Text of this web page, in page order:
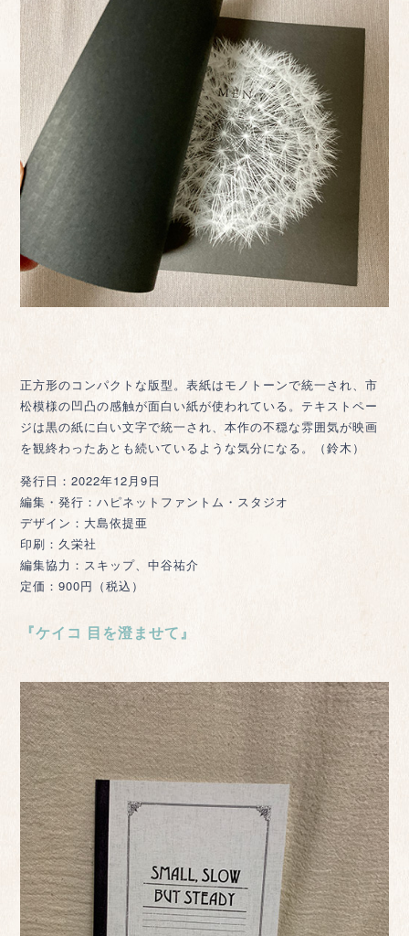
正方形のコンパクトな版型。表紙はモノトーンで統一され、市
松模様の凹凸の感触が面白い紙が使われている。テキストペー
ジは黒の紙に白い文字で統一され、本作の不穏な雰囲気が映画
を観終わったあとも続いているような気分になる。（鈴木）
発行日：2022年12月9日
編集・発行：ハピネットファントム・スタジオ
デザイン：大島依提亜
印刷：久栄社
編集協力：スキップ、中谷祐介
定価：900円（税込）
『ケイコ 目を澄ませて』